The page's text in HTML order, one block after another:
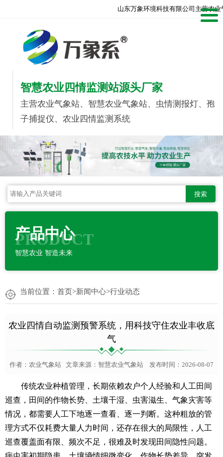
山东万象环境科技有限公司主营农
智慧农业四情监测站源头厂家
主营农业气象站、智慧农业气象站、虫情测报灯、孢
子捕捉仪、农业四情监测系统
搜索
产品中心
PRODUCT
智慧农业 智造未来
当前位置： 首页>新闻中心>行业动态
农业四情自动监测预警系统，用科技守住农业丰收底
气
作者： 农业气象站 文章来源： 智慧农业气象站 发布时间：2026-08-07
传统农业种植管理，长期依赖农户个人经验和人工田间
巡查，田间的作物长势、土壤干湿、虫害滋生、气象灾害等
情况，都需要人工下地逐一查看、逐一判断。这种粗放的管
理方式不仅耗费大量人力时间，还存在很大的局限性，人工
巡查覆盖面有限、频次不足，很难及时发现田间隐性问题。